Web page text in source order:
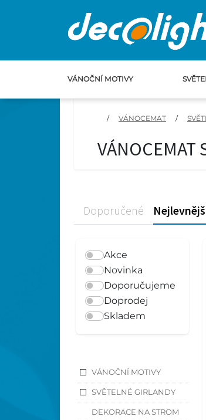
VÁNOČNÍ MOTIVY
/ VÁNOCEMAT /
VÁNOCEMAT
Doporučené
Akce
Novinka
Doporučujeme
Doprodej
Skladem
VÁNOČNÍ MOTIVY
SVĚTELNÉ GIRLANDY
DEKORACE NA STROM